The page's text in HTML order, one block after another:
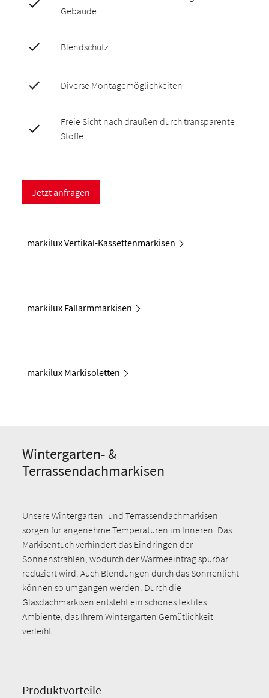
Gebäude
Blendschutz
Diverse Montagemöglichkeiten
Freie Sicht nach draußen durch transparente
Stoffe
Jetzt anfragen
markilux Vertikal-Kassettenmarkisen
markilux Fallarmmarkisen
markilux Markisoletten
Wintergarten- &
Terrassendachmarkisen
Unsere Wintergarten- und Terrassendachmarkisen
sorgen für angenehme Temperaturen im Inneren. Das
Markisentuch verhindert das Eindringen der
Sonnenstrahlen, wodurch der Wärmeeintrag spürbar
reduziert wird. Auch Blendungen durch das Sonnenlicht
können so umgangen werden. Durch die
Glasdachmarkisen entsteht ein schönes textiles
Ambiente, das Ihrem Wintergarten Gemütlichkeit
verleiht.
Produktvorteile